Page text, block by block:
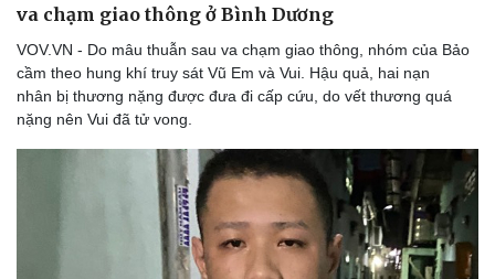
Du lịch
Podcast
Câu chuyện thời sự
Đọc truyện đêm khuya
Cửa sổ tình yêu
Kể chuyện cho bé
Hạt giống tâm hồn
va chạm giao thông ở Bình Dương
VOV.VN - Do mâu thuẫn sau va chạm giao thông, nhóm của Bảo
cầm theo hung khí truy sát Vũ Em và Vui. Hậu quả, hai nạn
nhân bị thương nặng được đưa đi cấp cứu, do vết thương quá
nặng nên Vui đã tử vong.